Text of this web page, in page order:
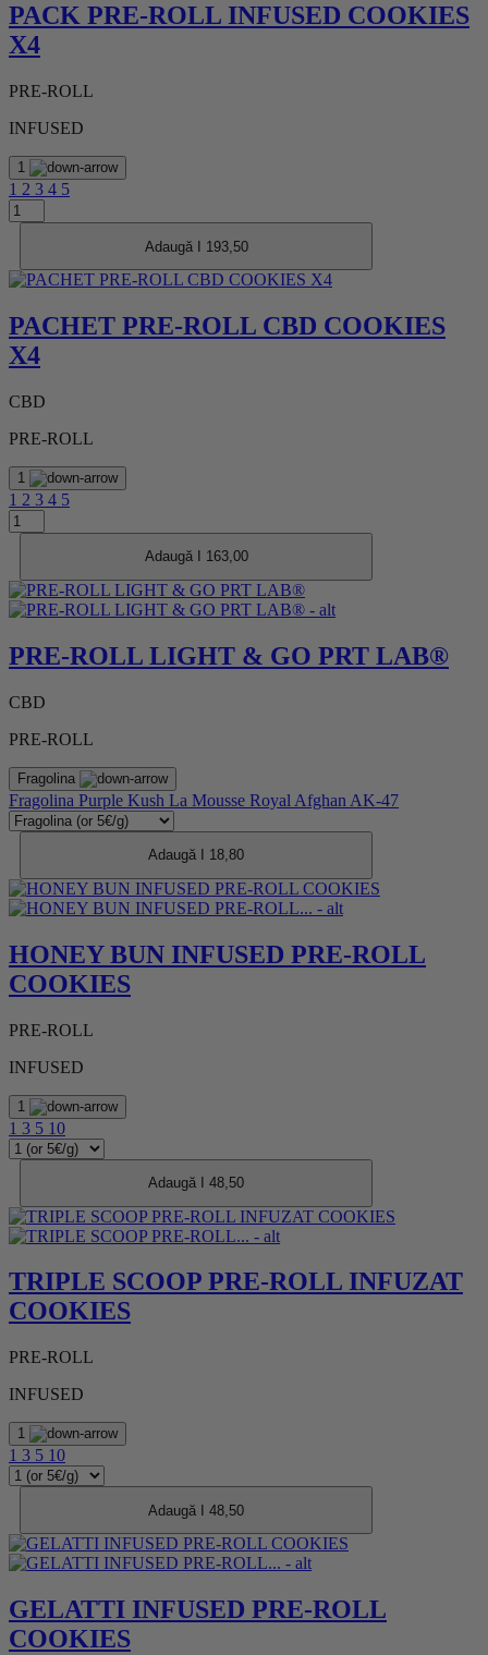
PACK PRE-ROLL INFUSED COOKIES
X4
PRE-ROLL
INFUSED
1
1 2 3 4 5
Adaugă I 193,50
PACHET PRE-ROLL CBD COOKIES
X4
CBD
PRE-ROLL
1
1 2 3 4 5
Adaugă I 163,00
PRE-ROLL LIGHT & GO PRT LAB®
CBD
PRE-ROLL
Fragolina
Fragolina Purple Kush La Mousse Royal Afghan AK-47
Adaugă I 18,80
HONEY BUN INFUSED PRE-ROLL
COOKIES
PRE-ROLL
INFUSED
1
1 3 5 10
Adaugă I 48,50
TRIPLE SCOOP PRE-ROLL INFUZAT
COOKIES
PRE-ROLL
INFUSED
1
1 3 5 10
Adaugă I 48,50
GELATTI INFUSED PRE-ROLL
COOKIES